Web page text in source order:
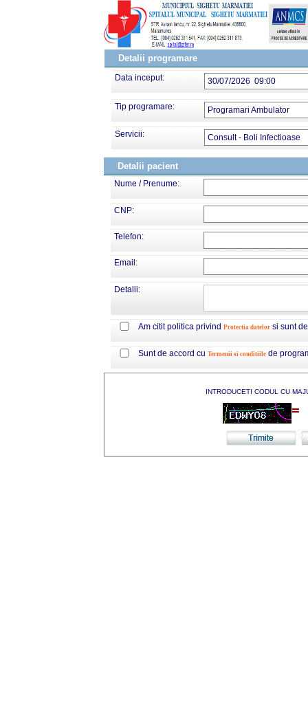
Detalii programare
Data inceput: 30/07/2026 09:00
Tip programare: Programari Ambulator
Servicii: Consult - Boli Infectioase
Detalii pacient
Nume / Prenume:
CNP:
Telefon:
Email:
Detalii:
Am citit politica privind Protectia datelor si sunt
Sunt de accord cu Termenii si conditiile de
INTRODUCETI CODUL CU
=